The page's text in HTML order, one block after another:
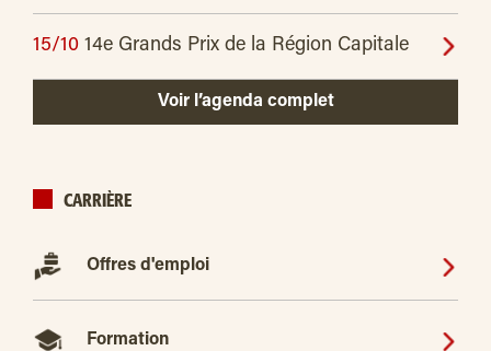
15/10 14e Grands Prix de la Région Capitale
Voir l’agenda complet
CARRIÈRE
Offres d'emploi
Formation